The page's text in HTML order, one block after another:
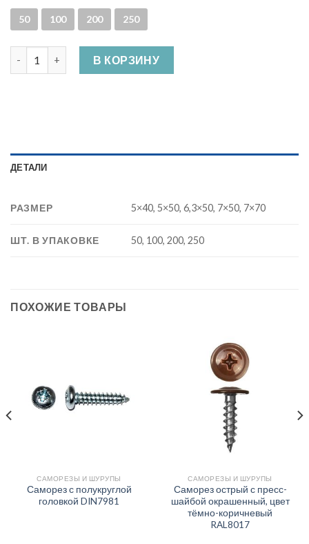
50 100 200 250
Количество КонферматВ КОРЗИНУ
ДЕТАЛИ
РАЗМЕР 5×40, 5×50, 6,3×50, 7×50, 7×70
ШТ. В УПАКОВКЕ 50, 100, 200, 250
ПОХОЖИЕ ТОВАРЫ
САМОРЕЗЫ И ШУРУПЫ
Саморез с полукруглой
головкой DIN7981
САМОРЕЗЫ И ШУРУПЫ
Саморез острый с пресс-
шайбой окрашенный, цвет
тёмно-коричневый
RAL8017